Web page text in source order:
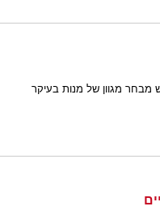
מבחר מגוון של מנות בעיקר